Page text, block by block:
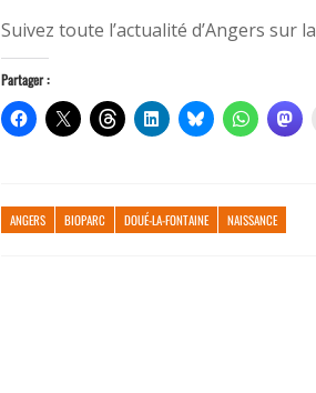
Suivez toute l’actualité d’Angers sur la
Partager :
ANGERS BIOPARC DOUÉ-LA-FONTAINE NAISSANCE